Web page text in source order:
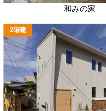
和みの家
2階建